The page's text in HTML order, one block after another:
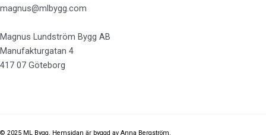
magnus@mlbygg.com
Magnus Lundström Bygg AB
Manufakturgatan 4
417 07 Göteborg
© 2025 ML Bygg. Hemsidan är byggd av Anna Bergström.